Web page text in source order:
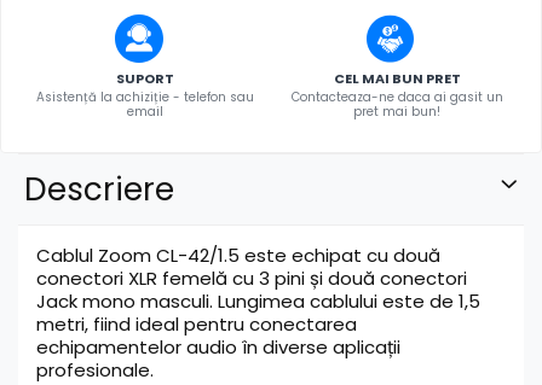
SUPORT
Asistență la achiziție - telefon sau
email
CEL MAI BUN PRET
Contacteaza-ne daca ai gasit un
pret mai bun!
Descriere
Cablul Zoom CL-42/1.5 este echipat cu două
conectori XLR femelă cu 3 pini și două conectori
Jack mono masculi. Lungimea cablului este de 1,5
metri, fiind ideal pentru conectarea
echipamentelor audio în diverse aplicații
profesionale.